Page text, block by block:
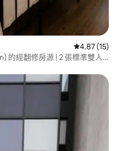
從 15 則評價
4.87 (15)
的經翻修房源 | 2 張標準雙人